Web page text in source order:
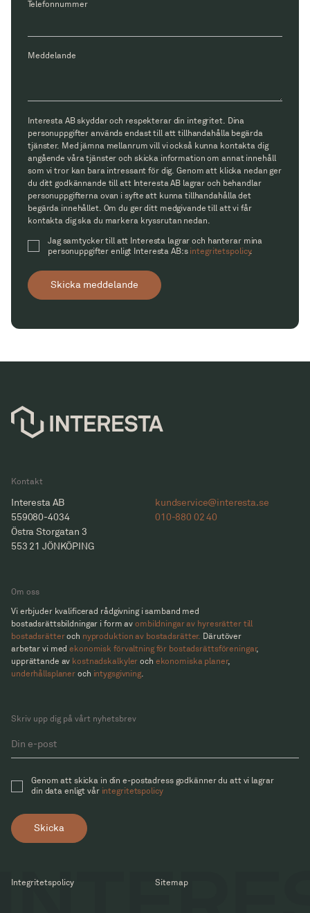
Telefonnummer
Meddelande
Interesta AB skyddar och respekterar din integritet. Dina
personuppgifter används endast till att tillhandahålla begärda
tjänster. Med jämna mellanrum vill vi också kunna kontakta dig
angående våra tjänster och skicka information om annat innehåll
som vi tror kan bara intressant för dig. Genom att klicka nedan ger
du ditt godkännande till att Interesta AB lagrar och behandlar
personuppgifterna ovan i syfte att kunna tillhandahålla det
begärda innehållet. Om du ger ditt medgivande till att vi får
kontakta dig ska du markera kryssrutan nedan.
Jag samtycker till att Interesta lagrar och hanterar mina
personuppgifter enligt Interesta AB:s integritetspolicy.
Skicka meddelande
Kontakt
Interesta AB
559080-4034
Östra Storgatan 3
553 21 JÖNKÖPING
kundservice@interesta.se
010-880 02 40
Om oss
Vi erbjuder kvalificerad rådgivning i samband med
bostadsrättsbildningar i form avombildningar av hyresrätter till
bostadsrätteroch nyproduktion av bostadsrätter. Därutöver
arbetar vi medekonomisk förvaltning för bostadsrättsföreningar,
upprättande av kostnadskalkyler och ekonomiska planer,
underhållsplaner och intygsgivning.
Skriv upp dig på vårt nyhetsbrev
Genom att skicka in din e-postadress godkänner du att vi lagrar
din data enligt vår integritetspolicy
Skicka
Integritetspolicy Sitemap